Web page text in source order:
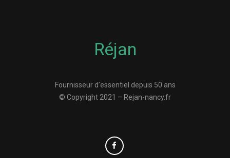
Réjan
Fournisseur d’essentiel depuis 50 ans
© Copyright 2021 – Rejan-nancy.fr